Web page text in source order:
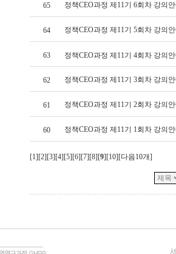
65 정책CEO과정 제11기 6회차 강의
64 정책CEO과정 제11기 5회차 강의
63 정책CEO과정 제11기 4회차 강의
62 정책CEO과정 제11기 3회차 강의
61 정책CEO과정 제11기 2회차 강의
60 정책CEO과정 제11기 1회차 강의
[1][2][3][4][5][6][7][8][9][10][다음10개]